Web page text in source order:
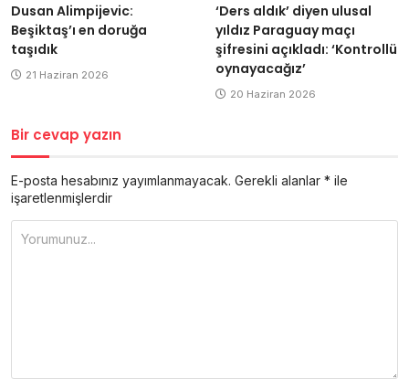
Dusan Alimpijevic:
Beşiktaş’ı en doruğa
taşıdık
21 Haziran 2026
‘Ders aldık’ diyen ulusal
yıldız Paraguay maçı
şifresini açıkladı: ‘Kontrollü
oynayacağız’
20 Haziran 2026
Bir cevap yazın
E-posta hesabınız yayımlanmayacak. Gerekli alanlar * ile
işaretlenmişlerdir